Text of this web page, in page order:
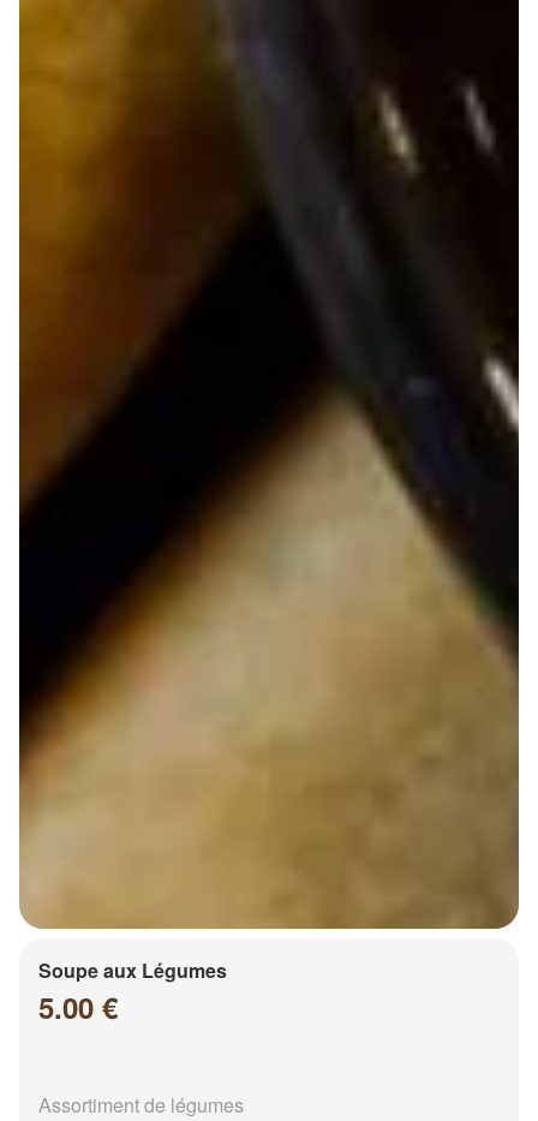
Soupe aux Légumes
5.00 €
Assortiment de légumes